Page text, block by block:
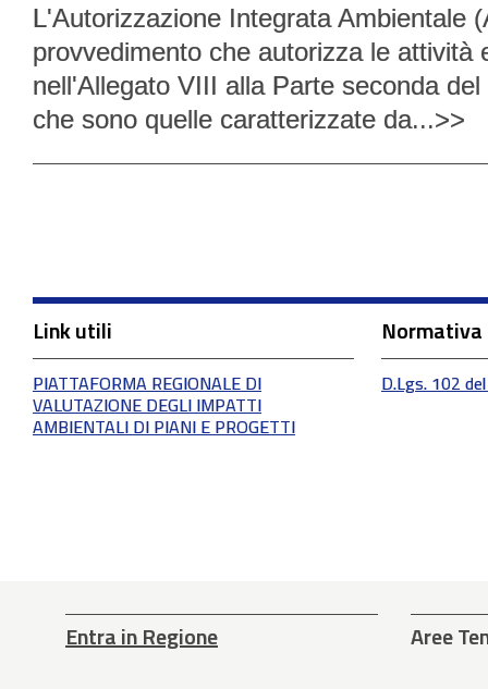
L'Autorizzazione Integrata Ambientale
provvedimento che autorizza le attività
nell'Allegato VIII alla Parte seconda
che sono quelle caratterizzate da...>>
Link utili
PIATTAFORMA REGIONALE DI
VALUTAZIONE DEGLI IMPATTI
AMBIENTALI DI PIANI E PROGETTI
Normativa
D.Lgs. 102
Entra in Regione Aree